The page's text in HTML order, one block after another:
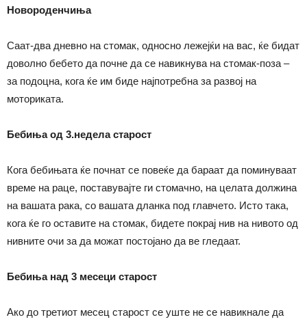
Новороденчиња
Саат-два дневно на стомак, односно лежејќи на вас, ќе бидат
доволно бебето да почне да се навикнува на стомак-поза –
за подоцна, кога ќе им биде најпотребна за развој на
моториката.
Бебиња од 3.недела старост
Кога бебињата ќе почнат се повеќе да бараат да поминуваат
време на раце, поставувајте ги стомачно, на целата должина
на вашата рака, со вашата дланка под главчето. Исто така,
кога ќе го оставите на стомак, бидете покрај нив на нивото од
нивните очи за да можат постојано да ве гледаат.
Бебиња над 3 месеци старост
Ако до третиот месец старост се уште не се навикнале да